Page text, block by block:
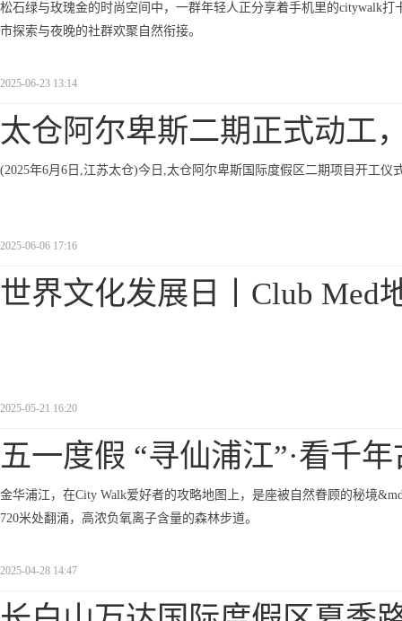
松石绿与玫瑰金的时尚空间中，一群年轻人正分享着手机里的citywalk
市探索与夜晚的社群欢聚自然衔接。
2025-06-23 13:14
太仓阿尔卑斯二期正式动工
(2025年6月6日,江苏太仓)今日,太仓阿尔卑斯国际度假区二期项目开工仪
2025-06-06 17:16
世界文化发展日丨Club Med
2025-05-21 16:20
五一度假 “寻仙浦江”·看千年
金华浦江，在City Walk爱好者的攻略地图上，是座被自然眷顾的秘境
720米处翻涌，高浓负氧离子含量的森林步道。
2025-04-28 14:47